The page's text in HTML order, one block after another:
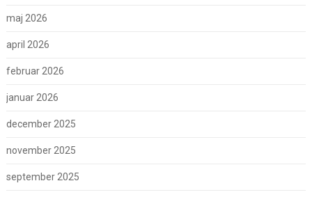
maj 2026
april 2026
februar 2026
januar 2026
december 2025
november 2025
september 2025